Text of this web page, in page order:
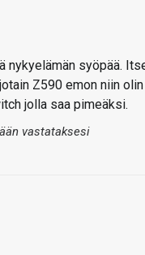
nykyelämän syöpää.
Z590 emon niin
jolla saa pimeäksi.
vastataksesi